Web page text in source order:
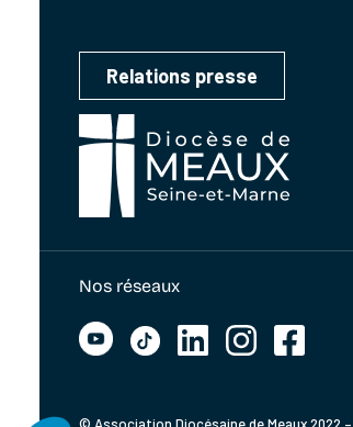
Relations presse
Nos réseaux